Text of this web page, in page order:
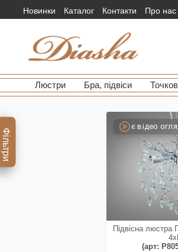
Новинки Каталог Контакти Про нас
Люстри Бра, підвіси
Фільтри є відео
Підвісна люстра
(арт: